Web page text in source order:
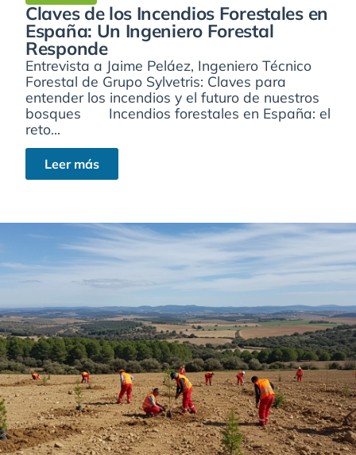
Claves de los Incendios Forestales en
España: Un Ingeniero Forestal
Responde
Entrevista a Jaime Peláez, Ingeniero Técnico
Forestal de Grupo Sylvetris: Claves para
entender los incendios y el futuro de nuestros
bosques Incendios forestales en España: el
reto...
Leer más